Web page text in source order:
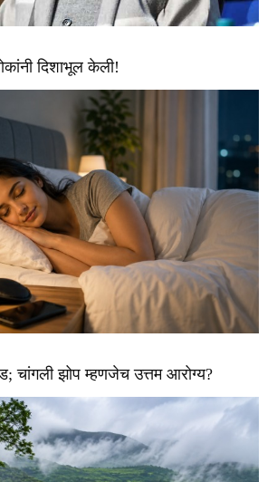
दिशाभूल केली!
चांगली झोप म्हणजेच उत्तम आरोग्य?